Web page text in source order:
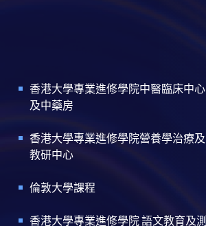
香港大學專業進修學院中醫臨床中心
及中藥房
香港大學專業進修學院營養學治療及
教研中心
倫敦大學課程
香港大學專業進修學院 語文教育及測